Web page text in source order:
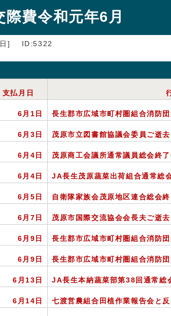
際費令和元年6月
] ID:5322
支払月日
6 月1日 長生郡市広域市町村圏組合消防
6 月3日 茂原市立図書館協議会委員ご逝
6 月4日 茂原商工会議所通常議員総会終
6 月4日 JA長生茂原蔬菜出荷組合通常総
6 月5日 自衛隊家族会茂原地区連合総会
6 月7日 茂原市国際交流協会会長夫ご逝
6 月9日 長生郡市広域市町村圏組合消防
6 月9日 長生郡市広域市町村圏組合消防
6 月13日 JA長生本納蔬菜部第38回通常総
6 月14日 七渡営農組合田植作業報告会と